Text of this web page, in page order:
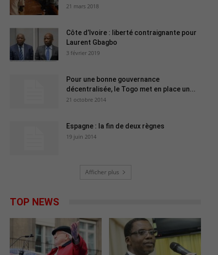
21 mars 2018
Côte d’Ivoire : liberté contraignante pour
Laurent Gbagbo
3 février 2019
Pour une bonne gouvernance
décentralisée, le Togo met en place un...
21 octobre 2014
Espagne : la fin de deux règnes
19 juin 2014
Afficher plus
TOP NEWS